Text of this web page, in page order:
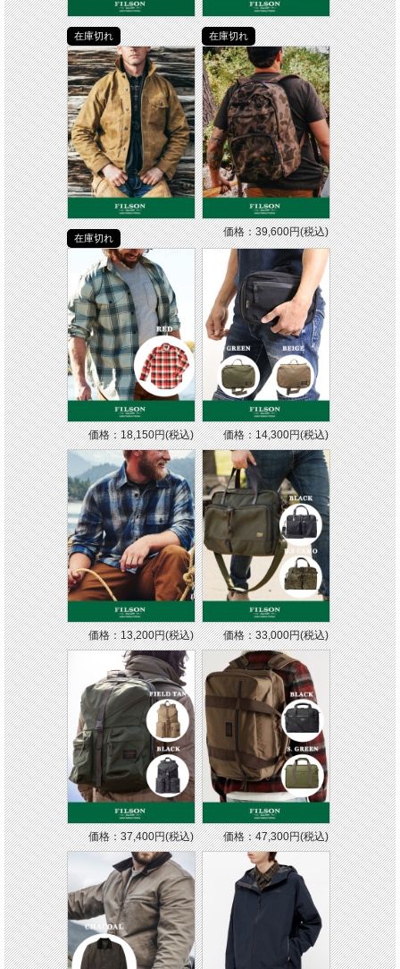
在庫切れ 在庫切れ
在庫切れ 価格：39,600円(税込)
価格：18,150円(税込) 価格：14,300円(税込)
価格：13,200円(税込) 価格：33,000円(税込)
価格：37,400円(税込) 価格：47,300円(税込)